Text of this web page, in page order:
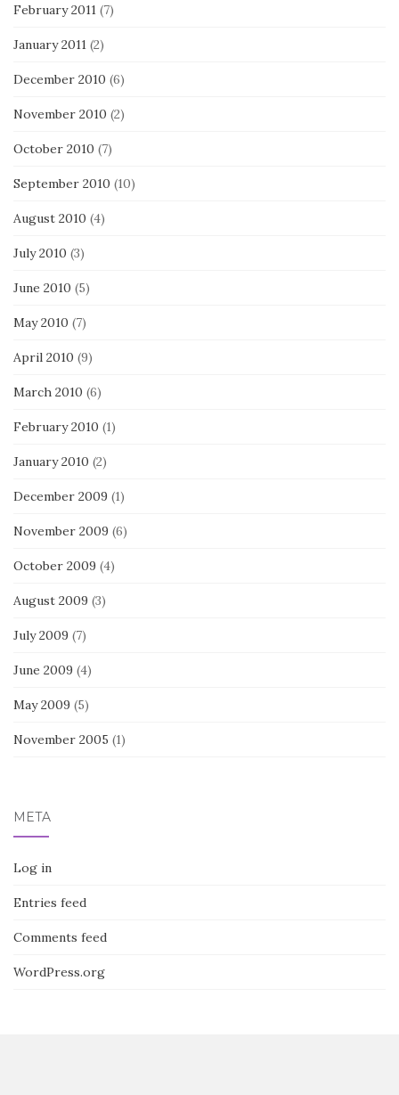
February 2011 (7)
January 2011 (2)
December 2010 (6)
November 2010 (2)
October 2010 (7)
September 2010 (10)
August 2010 (4)
July 2010 (3)
June 2010 (5)
May 2010 (7)
April 2010 (9)
March 2010 (6)
February 2010 (1)
January 2010 (2)
December 2009 (1)
November 2009 (6)
October 2009 (4)
August 2009 (3)
July 2009 (7)
June 2009 (4)
May 2009 (5)
November 2005 (1)
META
Log in
Entries feed
Comments feed
WordPress.org